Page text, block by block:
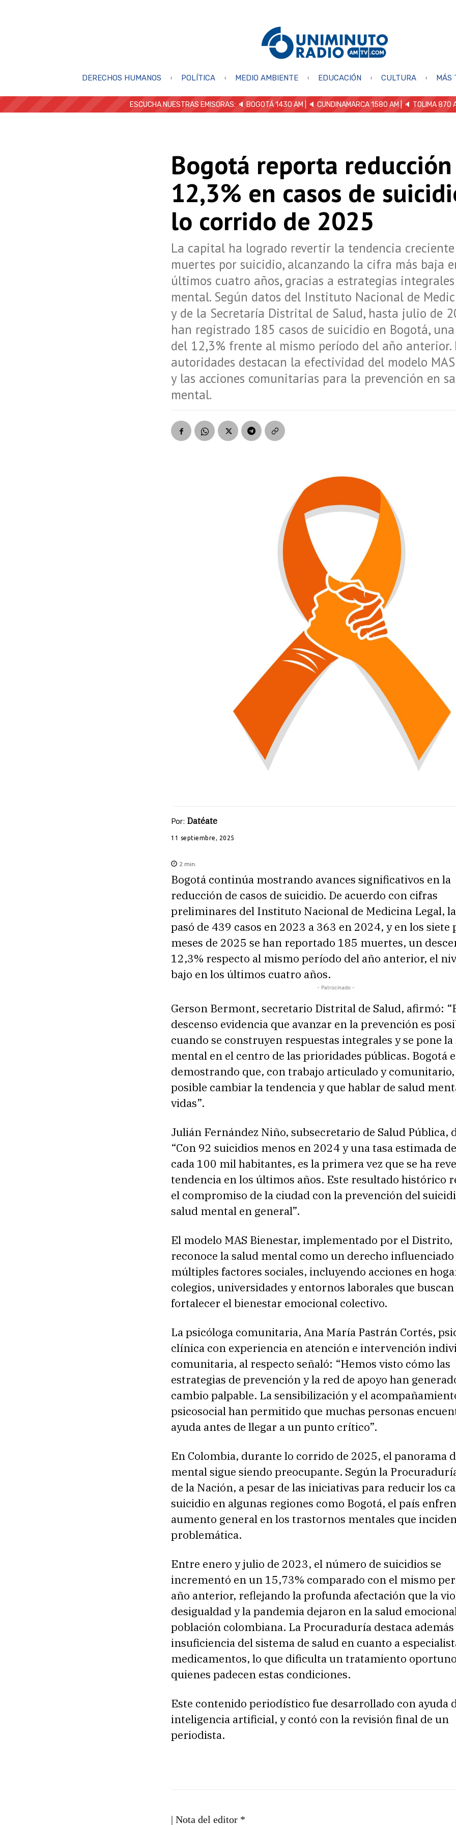
DERECHOS HUMANOS POLÍTICA MEDIO AMBIENTE EDUCACIÓN CULTURA MÁS
ESCUCHA NUESTRAS EMISORAS: 🔈 BOGOTÁ 1430 AM | 🔈 CUNDINAMARCA 1580 AM | 🔈 TOLIMA 870
Bogotá reporta
12,3% en casos de
lo corrido de 2025
La capital ha logrado revertir la tendencia
muertes por suicidio, alcanzando la cifra más baja
últimos cuatro años, gracias a estrategias
mental. Según datos del Instituto Nacional de
y de la Secretaría Distrital de Salud, hasta julio de
han registrado 185 casos de suicidio en Bogotá,
del 12,3% frente al mismo período del año anterior.
autoridades destacan la efectividad del modelo
y las acciones comunitarias para la prevención en
mental.
Por: Datéate
11 septiembre, 2025
2 min.
Bogotá continúa mostrando avances significativos en la
reducción de casos de suicidio. De acuerdo con cifras
preliminares del Instituto Nacional de Medicina Legal,
pasó de 439 casos en 2023 a 363 en 2024, y en los
meses de 2025 se han reportado 185 muertes, un
12,3% respecto al mismo período del año anterior, el
bajo en los últimos cuatro años.
- Patrocinado -
Gerson Bermont, secretario Distrital de Salud, afirmó:
descenso evidencia que avanzar en la prevención es
cuando se construyen respuestas integrales y se pone la
mental en el centro de las prioridades públicas. Bogotá
demostrando que, con trabajo articulado y comunitario,
posible cambiar la tendencia y que hablar de salud
vidas”.
Julián Fernández Niño, subsecretario de Salud Pública,
“Con 92 suicidios menos en 2024 y una tasa estimada
cada 100 mil habitantes, es la primera vez que se ha
tendencia en los últimos años. Este resultado histórico
el compromiso de la ciudad con la prevención del
salud mental en general”.
El modelo MAS Bienestar, implementado por el Distrito,
reconoce la salud mental como un derecho
múltiples factores sociales, incluyendo acciones en
colegios, universidades y entornos laborales que buscan
fortalecer el bienestar emocional colectivo.
La psicóloga comunitaria, Ana María Pastrán Cortés,
clínica con experiencia en atención e intervención
comunitaria, al respecto señaló: “Hemos visto cómo las
estrategias de prevención y la red de apoyo han
cambio palpable. La sensibilización y el
psicosocial han permitido que muchas personas
ayuda antes de llegar a un punto crítico”.
En Colombia, durante lo corrido de 2025, el panorama
mental sigue siendo preocupante. Según la
de la Nación, a pesar de las iniciativas para reducir los
suicidio en algunas regiones como Bogotá, el país
aumento general en los trastornos mentales que
problemática.
Entre enero y julio de 2023, el número de suicidios se
incrementó en un 15,73% comparado con el mismo
año anterior, reflejando la profunda afectación que la
desigualdad y la pandemia dejaron en la salud
población colombiana. La Procuraduría destaca además
insuficiencia del sistema de salud en cuanto a
medicamentos, lo que dificulta un tratamiento
quienes padecen estas condiciones.
Este contenido periodístico fue desarrollado con ayuda
inteligencia artificial, y contó con la revisión final de un
periodista.
| Nota del editor *